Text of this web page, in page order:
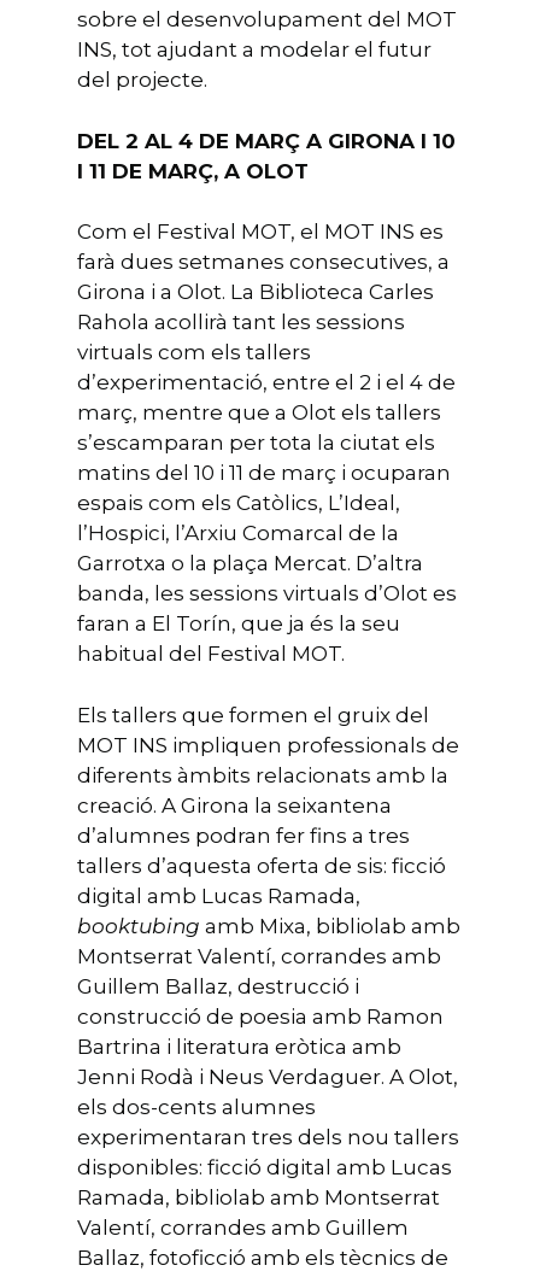
sobre el desenvolupament del MOT
INS, tot ajudant a modelar el futur
del projecte.
DEL 2 AL 4 DE MARÇ A GIRONA I 10
I 11 DE MARÇ, A OLOT
Com el Festival MOT, el MOT INS es
farà dues setmanes consecutives, a
Girona i a Olot. La Biblioteca Carles
Rahola acollirà tant les sessions
virtuals com els tallers
d’experimentació, entre el 2 i el 4 de
març, mentre que a Olot els tallers
s’escamparan per tota la ciutat els
matins del 10 i 11 de març i ocuparan
espais com els Catòlics, L’Ideal,
l’Hospici, l’Arxiu Comarcal de la
Garrotxa o la plaça Mercat. D’altra
banda, les sessions virtuals d’Olot es
faran a El Torín, que ja és la seu
habitual del Festival MOT.
Els tallers que formen el gruix del
MOT INS impliquen professionals de
diferents àmbits relacionats amb la
creació. A Girona la seixantena
d’alumnes podran fer fins a tres
tallers d’aquesta oferta de sis: ficció
digital amb Lucas Ramada,
booktubing amb Mixa, bibliolab amb
Montserrat Valentí, corrandes amb
Guillem Ballaz, destrucció i
construcció de poesia amb Ramon
Bartrina i literatura eròtica amb
Jenni Rodà i Neus Verdaguer. A Olot,
els dos-cents alumnes
experimentaran tres dels nou tallers
disponibles: ficció digital amb Lucas
Ramada, bibliolab amb Montserrat
Valentí, corrandes amb Guillem
Ballaz, fotoficció amb els tècnics de